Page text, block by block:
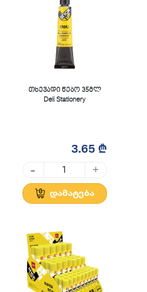
თხევადი წებო 35მლ
Deli Stationery
3.65 ₾
- +
დამატება